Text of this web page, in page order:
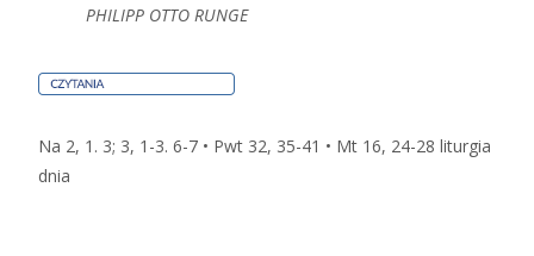
PHILIPP OTTO RUNGE
Na 2, 1. 3; 3, 1-3. 6-7 • Pwt 32, 35-41 • Mt 16, 24-28 liturgia
dnia